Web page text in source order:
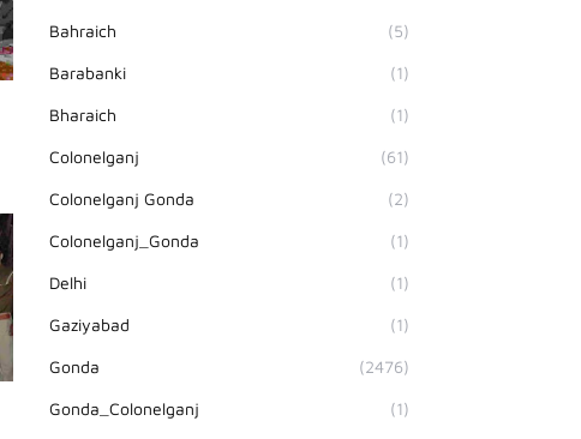
Bahraich (5)
Barabanki (1)
Bharaich (1)
Colonelganj (61)
Colonelganj Gonda (2)
Colonelganj_Gonda (1)
Delhi (1)
Gaziyabad (1)
Gonda (2476)
Gonda_Colonelganj (1)